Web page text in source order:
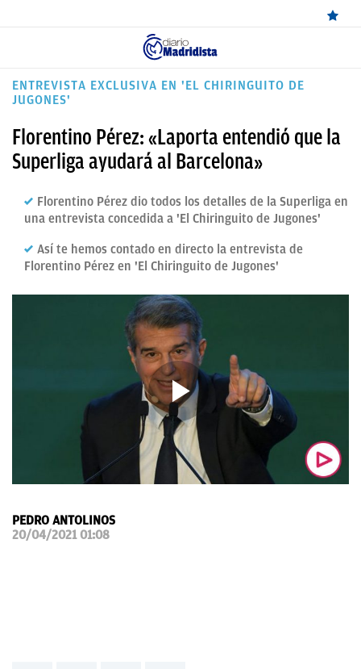
ÚLTIMAS
REAL
MADRID
BALONCESTO
FICHAJES
DIRECTO
ENTREVISTA EXCLUSIVA EN 'EL CHIRINGUITO DE
JUGONES'
Florentino Pérez: «Laporta entendió que la
Superliga ayudará al Barcelona»
Florentino Pérez dio todos los detalles de la Superliga en
una entrevista concedida a 'El Chiringuito de Jugones'
Así te hemos contado en directo la entrevista de
Florentino Pérez en 'El Chiringuito de Jugones'
PEDRO ANTOLINOS
20/04/2021 01:08